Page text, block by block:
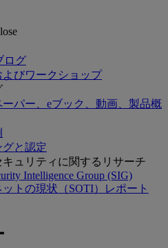
ログ
よびワークショップ
パー、eブック、動画、製品概
グと認定
ュリティに関するリサーチ
Intelligence Group (SIG)
トの現状（SOTI）レポート